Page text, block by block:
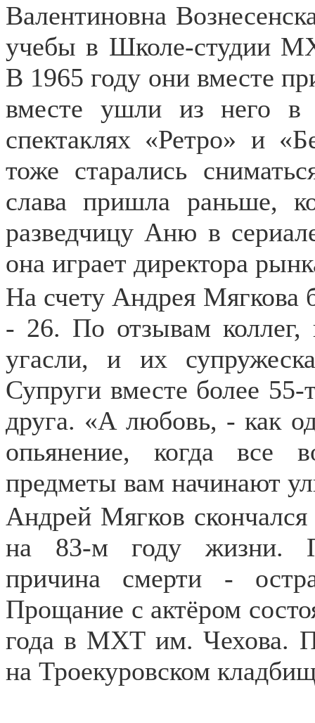
Валентиновна
учебы в Школе-студии
В 1965 году они вместе
вместе ушли из него
спектаклях «Ретро» и
тоже старались
слава пришла раньше,
разведчицу Аню в
она играет директора
На счету Андрея Мягкова
- 26. По отзывам коллег,
угасли, и их
Супруги вместе более
друга. «А любовь, - как
опьянение, когда все
предметы вам начинают
Андрей Мягков
на 83-м году жизни.
причина смерти -
Прощание с актёром
года в МХТ им. Чехова.
на Троекуровском